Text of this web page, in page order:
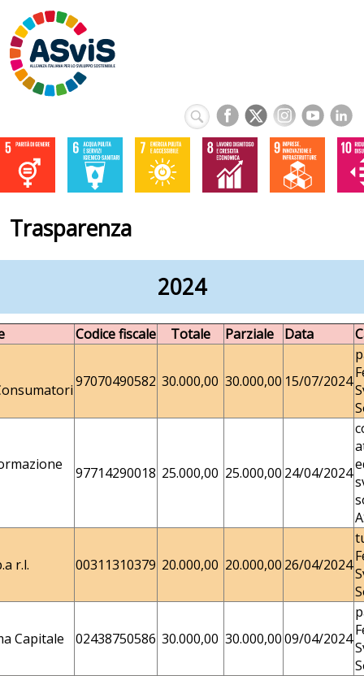
Trasparenza
2024
Codice fiscale Totale Parziale Data
97070490582 30.000,00 30.000,00 15/07/2024
97714290018 25.000,00 25.000,00 24/04/2024
r.l. 00311310379 20.000,00 20.000,00 26/04/2024
Capitale 02438750586 30.000,00 30.000,0009/04/2024